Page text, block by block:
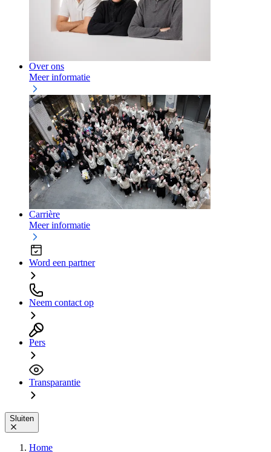
Over ons
Meer informatie
Carrière
Meer informatie
Word een partner
Neem contact op
Pers
Transparantie
Sluiten
Home